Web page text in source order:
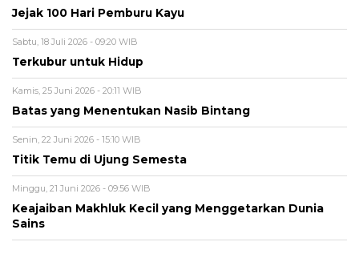
Jejak 100 Hari Pemburu Kayu
Sabtu, 18 Juli 2026 - 09:20 WIB
Terkubur untuk Hidup
Kamis, 25 Juni 2026 - 20:11 WIB
Batas yang Menentukan Nasib Bintang
Senin, 22 Juni 2026 - 15:10 WIB
Titik Temu di Ujung Semesta
Minggu, 21 Juni 2026 - 09:56 WIB
Keajaiban Makhluk Kecil yang Menggetarkan Dunia
Sains